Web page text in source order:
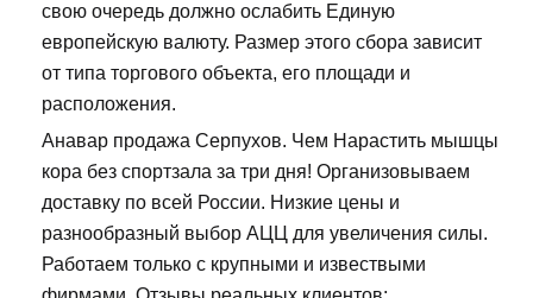
свою очередь должно ослабить Единую
европейскую валюту. Размер этого сбора зависит
от типа торгового объекта, его площади и
расположения.
Анавар продажа Серпухов. Чем Нарастить мышцы
кора без спортзала за три дня! Организовываем
доставку по всей России. Низкие цены и
разнообразный выбор АЦЦ для увеличения силы.
Работаем только с крупными и извествыми